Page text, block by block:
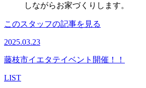
しながらお家づくりします。
このスタッフの記事を見る
2025.03.23
藤枝市イエタテイベント開催！！
LIST